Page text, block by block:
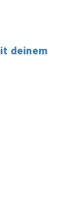
deinem